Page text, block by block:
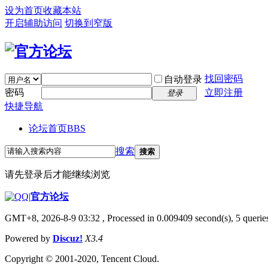
设为首页收藏本站
开启辅助访问 切换到窄版
自动登录 找回密码
密码
登录
立即注册
快捷导航
论坛首页BBS
搜索 搜索
请先登录后才能继续浏览
|官方论坛
GMT+8, 2026-8-9 03:32 , Processed in 0.009409 second(s), 5
Powered by Discuz! X3.4
Copyright © 2001-2020, Tencent Cloud.